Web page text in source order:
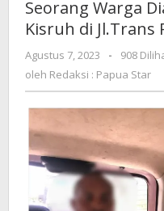
Seorang Warga
Kisruh di Jl.Trans
Agustus 7, 2023
oleh
Redaksi
Star
-
908
oleh Redaksi : Papua Star